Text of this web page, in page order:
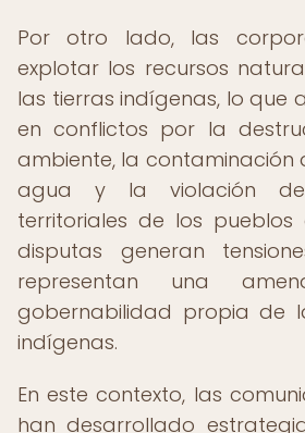
Por otro lado, las
explotar los recursos
las tierras indígenas, lo que
en conflictos por la
ambiente, la contaminación
agua y la violación
territoriales de los pueblos
disputas generan
representan una
gobernabilidad propia de
indígenas.
En este contexto, las
han desarrollado